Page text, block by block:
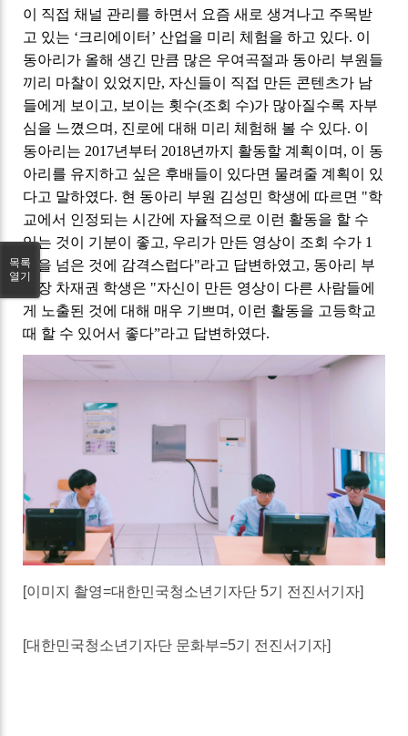
이 직접 채널 관리를 하면서 요즘 새로 생겨나고 주목받
고 있는 ‘크리에이터’ 산업을 미리 체험을 하고 있다. 이
동아리가 올해 생긴 만큼 많은 우여곡절과 동아리 부원들
끼리 마찰이 있었지만, 자신들이 직접 만든 콘텐츠가 남
들에게 보이고, 보이는 횟수(조회 수)가 많아질수록 자부
심을 느꼈으며 , 진로에 대해 미리 체험해 볼 수 있다. 이
동아리는 2017년부터 2018년까지 활동할 계획이며 , 이 동
아리를 유지하고 싶은 후배들이 있다면 물려줄 계획이 있
다고 말하였다. 현 동아리 부원 김성민 학생에 따르면 "학
교에서 인정되는 시간에 자율적으로 이런 활동을 할 수
있는 것이 기분이 좋고, 우리가 만든 영상이 조회 수가 1
만을 넘은 것에 감격스럽다"라고 답변하였고, 동아리 부
단장 차재권 학생은 "자신이 만든 영상이 다른 사람들에
게 노출된 것에 대해 매우 기쁘며 , 이런 활동을 고등학교
때 할 수 있어서 좋다”라고 답변하였다.
이미지 촬영=대한민국청소년기자단 5기 전진서기자
[대한민국청소년기자단 문화부=5기 전진서기자]
목록
열기